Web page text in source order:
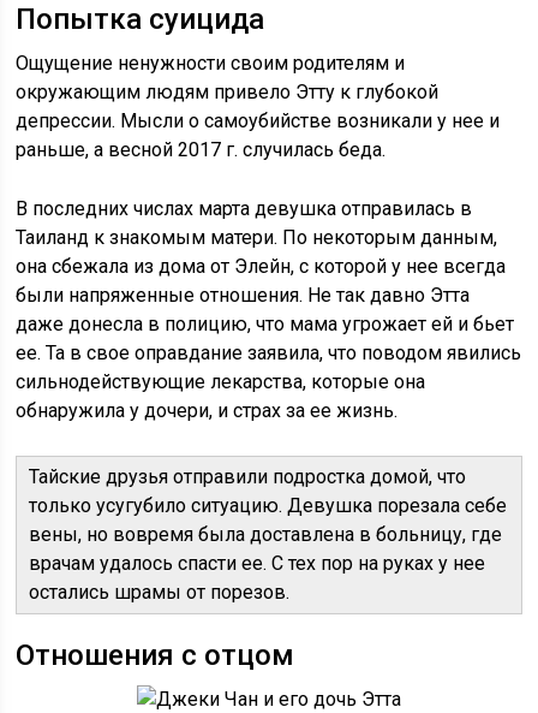
Попытка суицида
Ощущение ненужности своим родителям и
окружающим людям привело Этту к глубокой
депрессии. Мысли о самоубийстве возникали у нее и
раньше, а весной 2017 г. случилась беда.
В последних числах марта девушка отправилась в
Таиланд к знакомым матери. По некоторым данным,
она сбежала из дома от Элейн, с которой у нее всегда
были напряженные отношения. Не так давно Этта
даже донесла в полицию, что мама угрожает ей и бьет
ее. Та в свое оправдание заявила, что поводом явились
сильнодействующие лекарства, которые она
обнаружила у дочери, и страх за ее жизнь.
Тайские друзья отправили подростка домой, что
только усугубило ситуацию. Девушка порезала себе
вены, но вовремя была доставлена в больницу, где
врачам удалось спасти ее. С тех пор на руках у нее
остались шрамы от порезов.
Отношения с отцом